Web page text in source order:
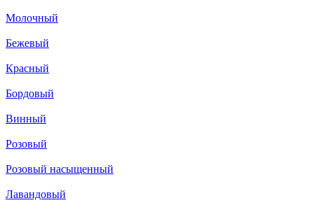
Молочный
Бежевый
Красный
Бордовый
Винный
Розовый
Розовый насыщенный
Лавандовый